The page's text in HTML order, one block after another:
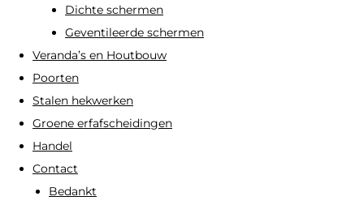
Dichte schermen
Geventileerde schermen
Veranda’s en Houtbouw
Poorten
Stalen hekwerken
Groene erfafscheidingen
Handel
Contact
Bedankt